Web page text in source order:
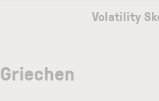
Volatility
Griechen